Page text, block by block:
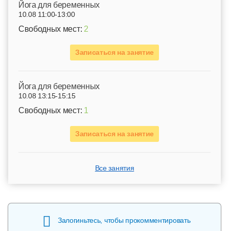
Йога для беременных
10.08 11:00-13:00
Свободных мест: 2
Записаться на занятие
Йога для беременных
10.08 13:15-15:15
Свободных мест: 1
Записаться на занятие
Все занятия
Залогиньтесь, чтобы прокомментировать